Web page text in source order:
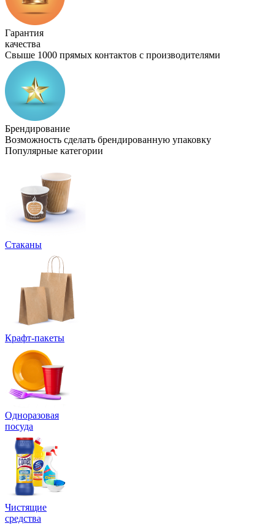
Гарантия
качества
Свыше 1000 прямых контактов с производителями
Брендирование
Возможность сделать брендированную упаковку
Популярные категории
Стаканы
Крафт-пакеты
Одноразовая
посуда
Чистящие
средства